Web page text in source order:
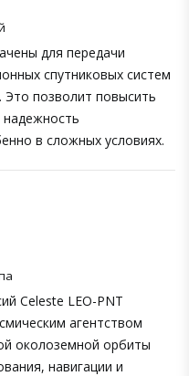
для передачи
спутниковых систем
позволит повысить
надежность
в сложных условиях.
Celeste LEO-PNT
агентством
околоземной орбиты
навигации и